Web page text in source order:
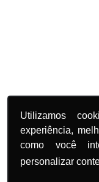
Utilizamos
experiência,
como você
personalizar